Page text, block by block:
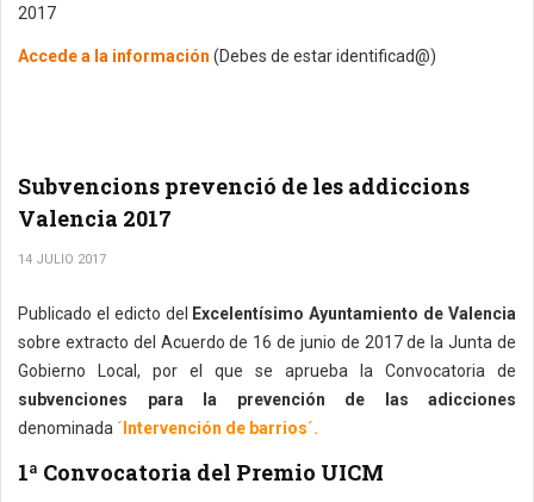
2017
Accede a la información (Debes de estar identificad@)
Subvencions prevenció de les addiccions
Valencia 2017
14 JULIO 2017
Publicado el edicto del
Excelentísimo Ayuntamiento de Valencia
sobre extracto del Acuerdo de 16 de junio de 2017 de la Junta de
Gobierno Local, por el que se aprueba la Convocatoria de
subvenciones para la prevención de las adicciones
denominada ´Intervención de barrios´.
1ª Convocatoria del Premio UICM